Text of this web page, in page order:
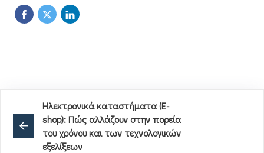
Ηλεκτρονικά καταστήματα (E-
shop): Πώς αλλάζουν στην πορεία
του χρόνου και των τεχνολογικών
εξελίξεων